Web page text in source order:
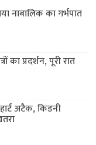
नाबालिक का गर्भपात
का प्रदर्शन, पूरी रात
अटैक, किडनी